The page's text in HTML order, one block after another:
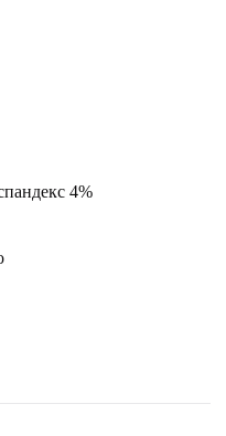
4%